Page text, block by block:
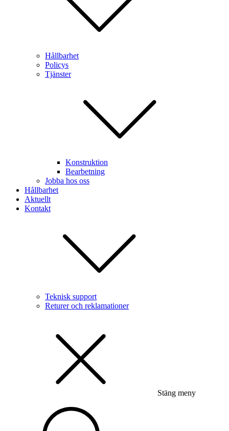
Hållbarhet
Policys
Tjänster
Konstruktion
Bearbetning
Jobba hos oss
Hållbarhet
Aktuellt
Kontakt
Teknisk support
Returer och reklamationer
Stäng meny